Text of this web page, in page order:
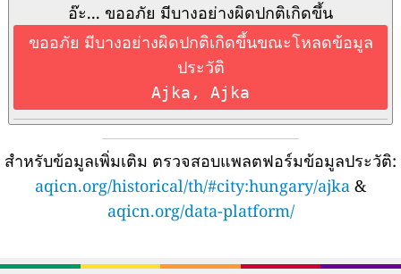
อ๊ะ... ขออภัย มีบางอย่างผิดปกติเกิดขึ้น
ขออภัย มีบางอย่างผิดปกติเกิดขึ้นขณะโหลดข้อมูล
ประวัติ
Ajka, Ajka
สำหรับข้อมูลเพิ่มเติม ตรวจสอบแพลตฟอร์มข้อมูลประวัติ:
aqicn.org/historical/th/#city:hungary/ajka &
aqicn.org/data-platform/